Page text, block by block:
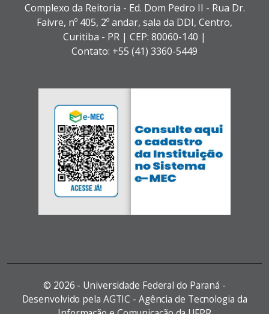
Complexo da Reitoria - Ed. Dom Pedro II - Rua Dr.
Faivre, nº 405, 2º andar, sala da DDI, Centro,
Curitiba - PR | CEP: 80060-140 |
Contato: +55 (41) 3360-5449
© 2026 - Universidade Federal do Paraná -
Desenvolvido pela AGTIC - Agência de Tecnologia da